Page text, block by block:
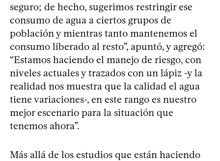
seguro; de hecho, sugerimos restringir ese
consumo de agua a ciertos grupos de
población y mientras tanto mantenemos el
consumo liberado al resto”, apuntó, y agregó:
“Estamos haciendo el manejo de riesgo, con
niveles actuales y trazados con un lápiz -y la
realidad nos muestra que la calidad el agua
tiene variaciones-, en este rango es nuestro
mejor escenario para la situación que
tenemos ahora”.
Más allá de los estudios que están haciendo